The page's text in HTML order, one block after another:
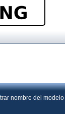
nombre del modelo